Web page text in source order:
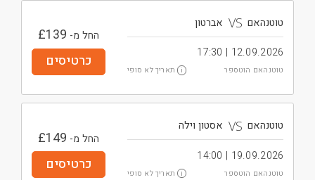
טוטנהאם VS אברטון
12.09.2026 | 17:30
טוטנהאם הוטספר i תאריך לא סופי
החל מ- £139
כרטיסים
טוטנהאם VS אסטון וילה
19.09.2026 | 14:00
טוטנהאם הוטספר i תאריך לא סופי
החל מ- £149
כרטיסים